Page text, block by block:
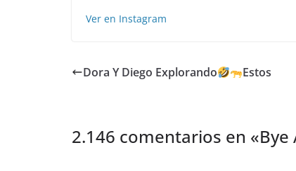
Ver en Instagram
Dora Y Diego Explorando Estos
2.146 comentarios en «Bye